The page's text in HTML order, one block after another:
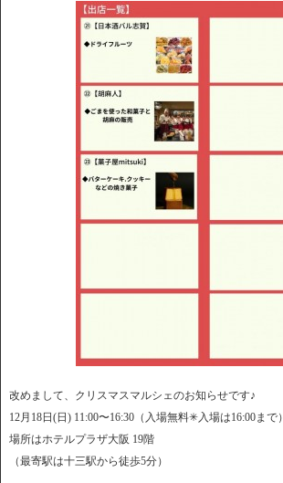
改めまして、クリスマスマルシェのお知らせです♪
12月18日(日) 11:00〜16:30（入場無料✳︎入場は16:00まで）
場所はホテルプラザ大阪 19階
（最寄駅は十三駅から徒歩5分）